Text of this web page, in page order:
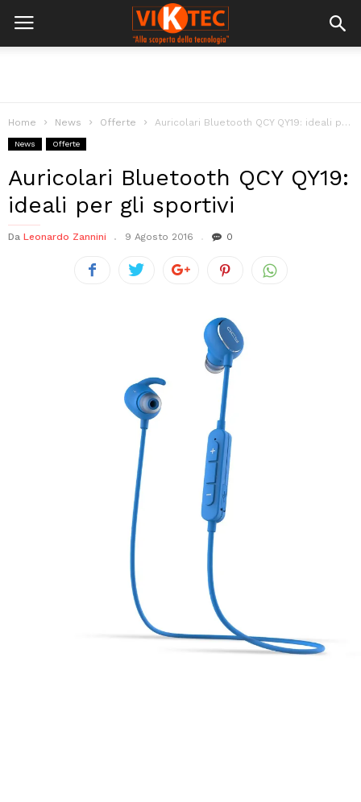
Home News Offerte Auricolari Bluetooth QCY QY19: ideali per gli sportivi
News Offerte
Auricolari Bluetooth QCY QY19:
ideali per gli sportivi
Da Leonardo Zannini 9 Agosto 2016 0